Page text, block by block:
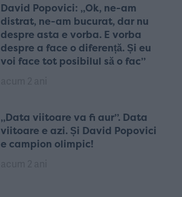
David Popovici: „Ok, ne-am
distrat, ne-am bucurat, dar nu
despre asta e vorba. E vorba
despre a face o diferență. Și eu
voi face tot posibilul să o fac”
„Data viitoare va fi aur”. Data
viitoare e azi. Și David Popovici
e campion olimpic!